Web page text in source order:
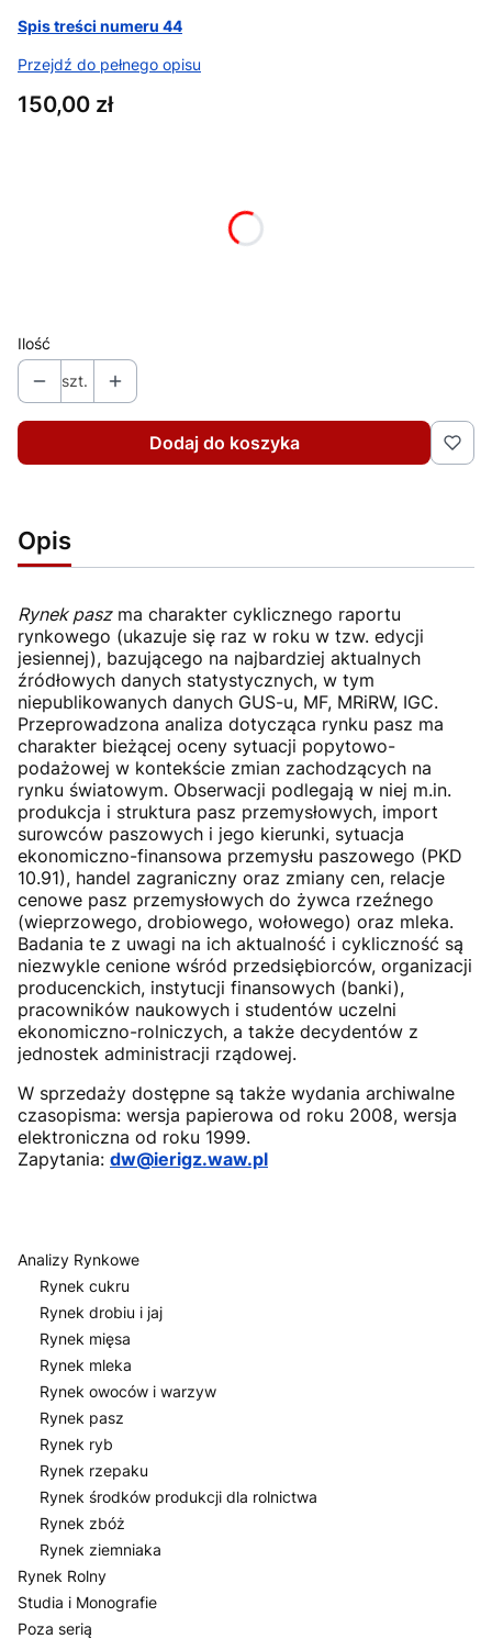
Spis treści numeru 44
Przejdź do pełnego opisu
Cena
150,00 zł
Ilość
szt.
Dodaj do koszyka
Opis
Rynek paszma charakter cyklicznego raportu
rynkowego (ukazuje się raz w roku w tzw. edycji
jesiennej), bazującego na najbardziej aktualnych
źródłowych danych statystycznych, w tym
niepublikowanych danych GUS-u, MF, MRiRW, IGC.
Przeprowadzona analiza dotycząca rynku pasz ma
charakter bieżącej oceny sytuacji popytowo-
podażowej w kontekście zmian zachodzących na
rynku światowym. Obserwacji podlegają w niej m.in.
produkcja i struktura pasz przemysłowych, import
surowców paszowych i jego kierunki, sytuacja
ekonomiczno-finansowa przemysłu paszowego (PKD
10.91), handel zagraniczny oraz zmiany cen, relacje
cenowe pasz przemysłowych do żywca rzeźnego
(wieprzowego, drobiowego, wołowego) oraz mleka.
Badania te z uwagi na ich aktualność i cykliczność są
niezwykle cenione wśród przedsiębiorców, organizacji
producenckich, instytucji finansowych (banki),
pracowników naukowych i studentów uczelni
ekonomiczno-rolniczych, a także decydentów z
jednostek administracji rządowej.
W sprzedaży dostępne są także wydania archiwalne
czasopisma: wersja papierowa od roku 2008, wersja
elektroniczna od roku 1999.
Zapytania: dw@ierigz.waw.pl
Analizy Rynkowe
Rynek cukru
Rynek drobiu i jaj
Rynek mięsa
Rynek mleka
Rynek owoców i warzyw
Rynek pasz
Rynek ryb
Rynek rzepaku
Rynek środków produkcji dla rolnictwa
Rynek zbóż
Rynek ziemniaka
Rynek Rolny
Studia i Monografie
Poza serią